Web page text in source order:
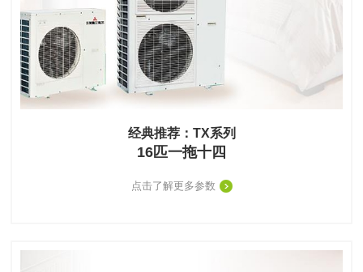
经典推荐：TX系列
16匹一拖十四
点击了解更多参数